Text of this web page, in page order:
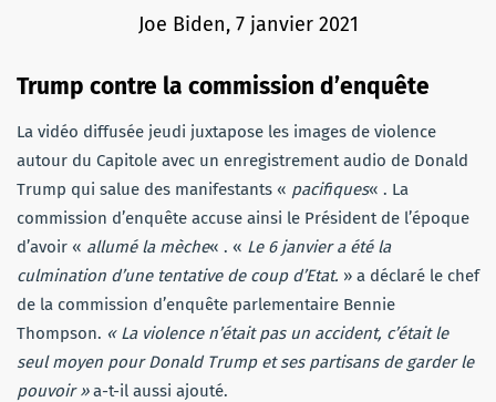
Joe Biden, 7 janvier 2021
Trump contre la commission d’enquête
La vidéo diffusée jeudi juxtapose les images de violence
autour du Capitole avec un enregistrement audio de Donald
Trump qui salue des manifestants « pacifiques« . La
commission d’enquête accuse ainsi le Président de l’époque
d’avoir « allumé la mèche« . « Le 6 janvier a été la
culmination d’une tentative de coup d’Etat. » a déclaré le chef
de la commission d’enquête parlementaire Bennie
Thompson. « La violence n’était pas un accident, c’était le
seul moyen pour Donald Trump et ses partisans de garder le
pouvoir »a-t-il aussi ajouté.